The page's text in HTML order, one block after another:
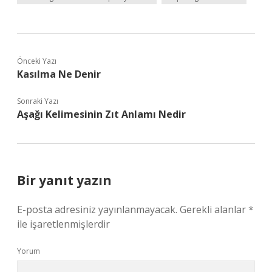
Önceki Yazı
Kasılma Ne Denir
Sonraki Yazı
Aşağı Kelimesinin Zıt Anlamı Nedir
Bir yanıt yazın
E-posta adresiniz yayınlanmayacak. Gerekli alanlar*
ile işaretlenmişlerdir
Yorum